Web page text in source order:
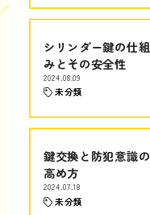
シリンダー鍵の仕組
みとその安全性
2024.08.09
未分類
鍵交換と防犯意識の
高め方
2024.07.18
未分類